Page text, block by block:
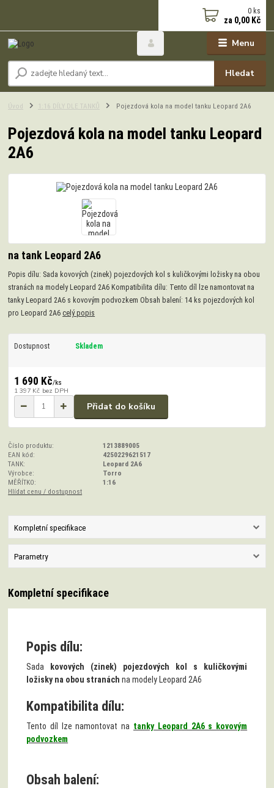
Menu
Hledat
0 ks
za 0,00 Kč
Úvod 1:16 DÍLY DLE TANKŮ Pojezdová kola na model tanku Leopard 2A6
Pojezdová kola na model tanku Leopard
2A6
na tank Leopard 2A6
Popis dílu: Sada kovových (zinek) pojezdových kol s kuličkovými ložisky na obou
stranách na modely Leopard 2A6 Kompatibilita dílu: Tento díl lze namontovat na
tanky Leopard 2A6 s kovovým podvozkem Obsah balení: 14 ks pojezdových kol
pro Leopard 2A6 celý popis
Dostupnost Skladem
1 690 Kč/ks
1 397 Kč bez DPH
Přidat do košíku
Číslo produktu:
1213889005
EAN kód:
4250229621517
TANK:
Leopard 2A6
Výrobce:
Torro
MĚŘÍTKO:
1:16
Hlídat cenu / dostupnost
Kompletní specifikace
Parametry
Kompletní specifikace
Popis dílu:
Sada
kovových (zinek) pojezdových kol s kuličkovými
ložisky na obou stranách na modely Leopard 2A6
Kompatibilita dílu:
Tento díl lze namontovat na tanky Leopard 2A6 s kovovým
podvozkem
Obsah balení: